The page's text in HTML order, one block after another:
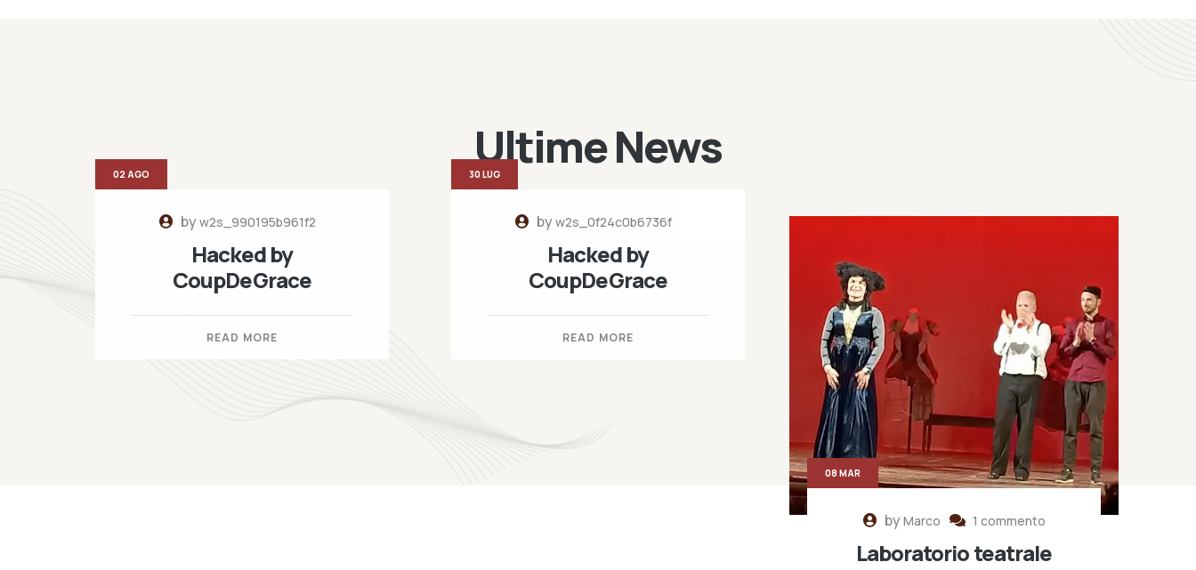
Ultime News
byw2s_990195b961f2
Hacked by
CoupDeGrace
READ MORE
02 AGO
byw2s_0f24c0b6736f
Hacked by
CoupDeGrace
READ MORE
30 LUG
byMarco 1 commento
Laboratorio teatrale
08 MAR